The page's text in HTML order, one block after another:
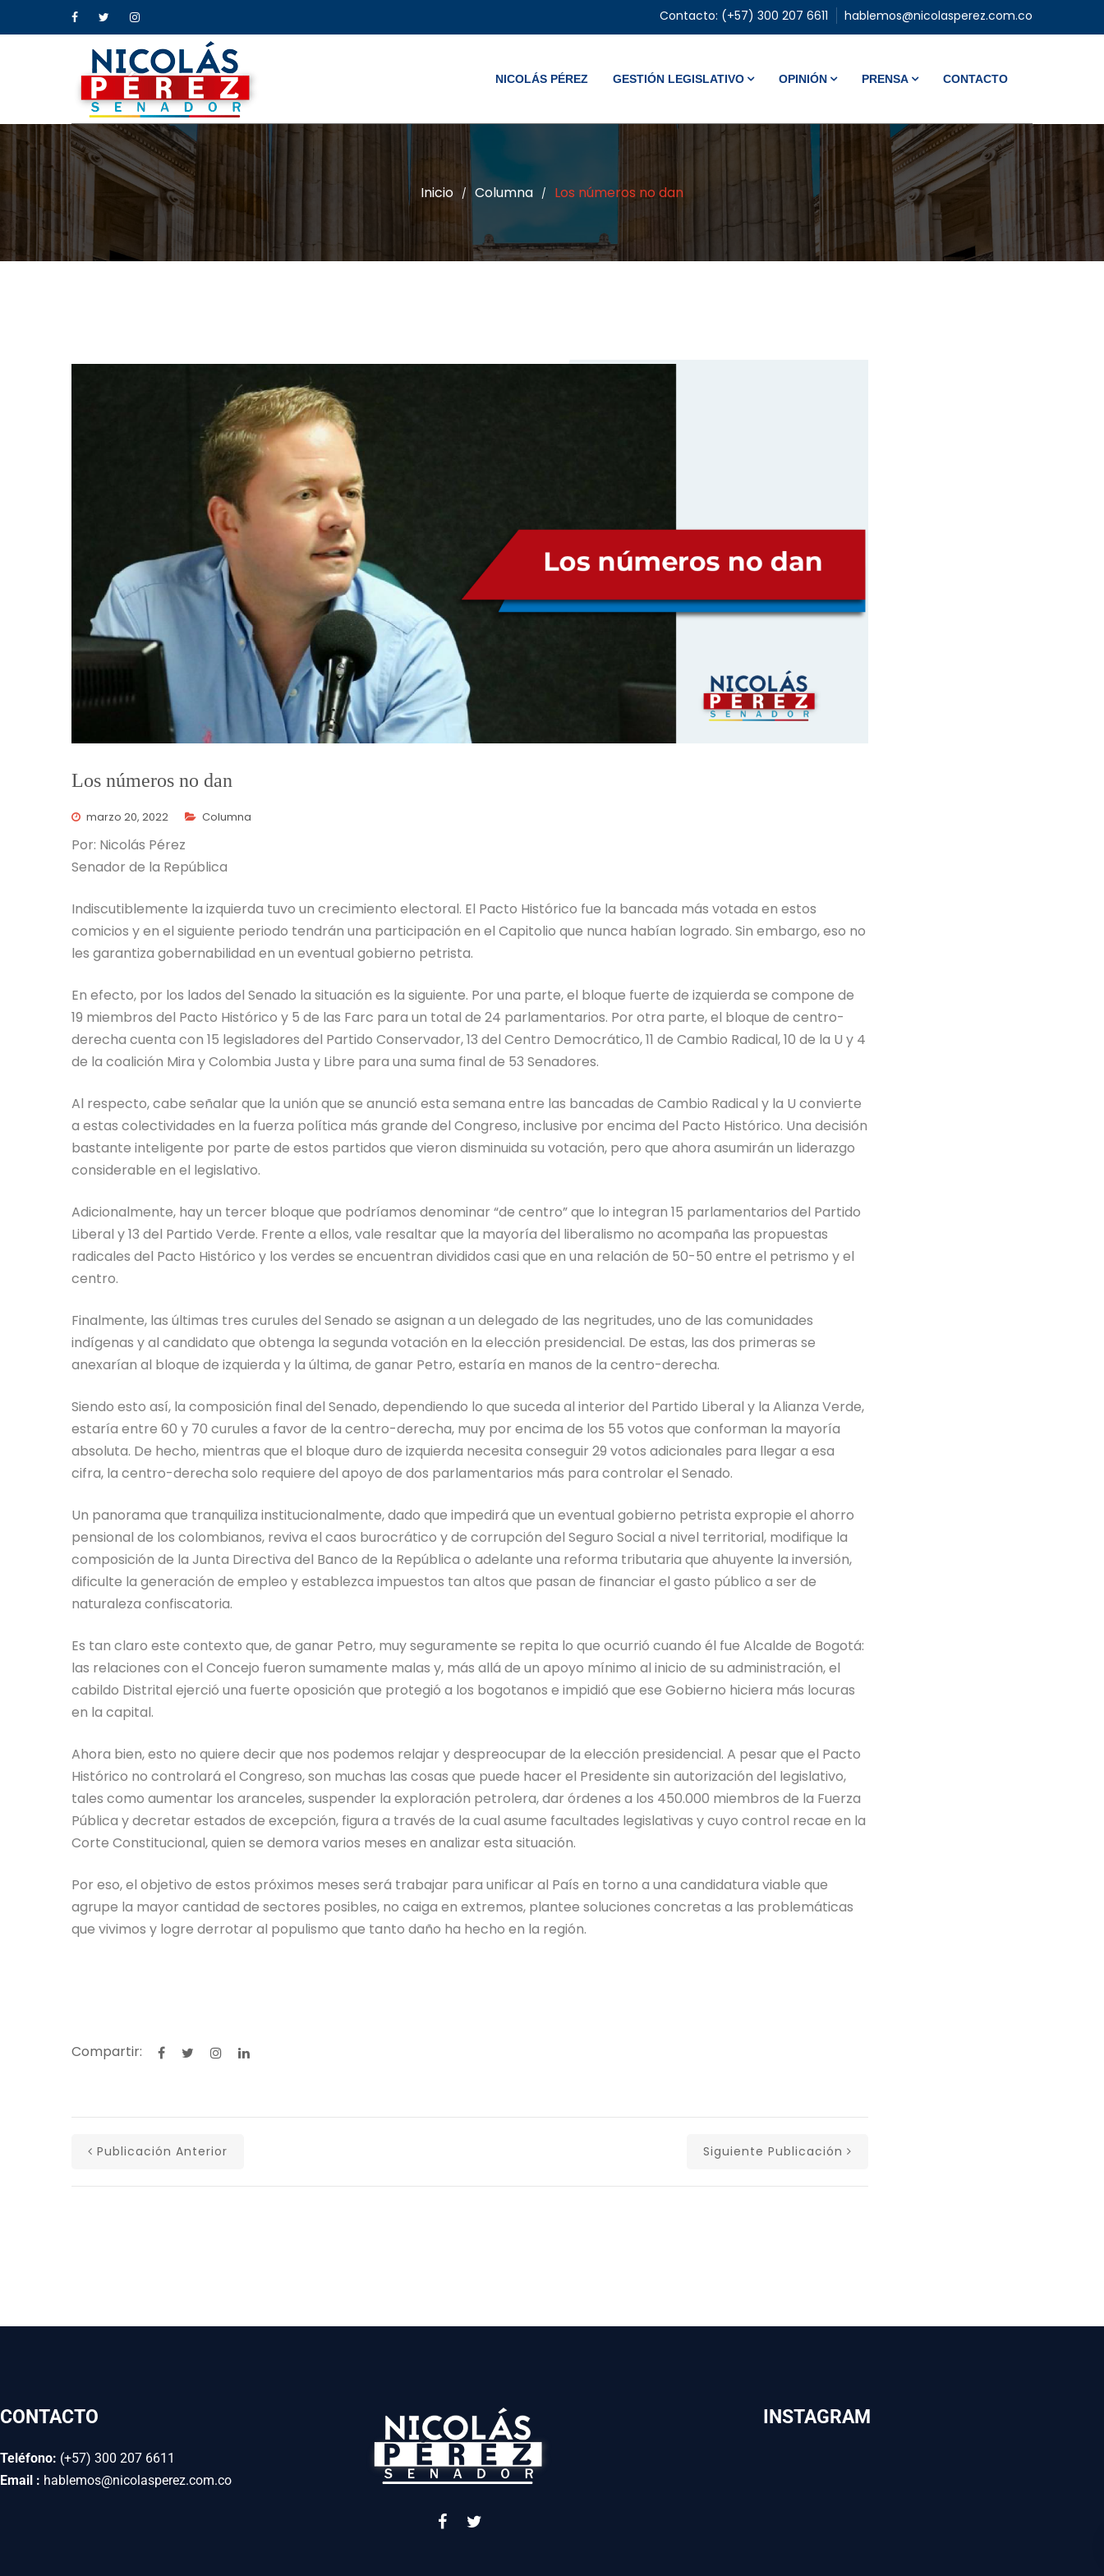
Contacto: (+57) 300 207 6611 hablemos@nicolasperez.com.co
NICOLÁS PÉREZ GESTIÓN LEGISLATIVO OPINIÓN PRENSA CONTACTO
Inicio / Columna / Los números no dan
Los números no dan
marzo 20, 2022 Columna
Por: Nicolás Pérez
Senador de la República
Indiscutiblemente la izquierda tuvo un crecimiento electoral. El Pacto Histórico fue la bancada más votada en estos
comicios y en el siguiente periodo tendrán una participación en el Capitolio que nunca habían logrado. Sin embargo, eso no
les garantiza gobernabilidad en un eventual gobierno petrista.
En efecto, por los lados del Senado la situación es la siguiente. Por una parte, el bloque fuerte de izquierda se compone de
19 miembros del Pacto Histórico y 5 de las Farc para un total de 24 parlamentarios. Por otra parte, el bloque de centro-
derecha cuenta con 15 legisladores del Partido Conservador, 13 del Centro Democrático, 11 de Cambio Radical, 10 de la U y 4
de la coalición Mira y Colombia Justa y Libre para una suma final de 53 Senadores.
Al respecto, cabe señalar que la unión que se anunció esta semana entre las bancadas de Cambio Radical y la U convierte
a estas colectividades en la fuerza política más grande del Congreso, inclusive por encima del Pacto Histórico. Una decisión
bastante inteligente por parte de estos partidos que vieron disminuida su votación, pero que ahora asumirán un liderazgo
considerable en el legislativo.
Adicionalmente, hay un tercer bloque que podríamos denominar “de centro” que lo integran 15 parlamentarios del Partido
Liberal y 13 del Partido Verde. Frente a ellos, vale resaltar que la mayoría del liberalismo no acompaña las propuestas
radicales del Pacto Histórico y los verdes se encuentran divididos casi que en una relación de 50-50 entre el petrismo y el
centro.
Finalmente, las últimas tres curules del Senado se asignan a un delegado de las negritudes, uno de las comunidades
indígenas y al candidato que obtenga la segunda votación en la elección presidencial. De estas, las dos primeras se
anexarían al bloque de izquierda y la última, de ganar Petro, estaría en manos de la centro-derecha.
Siendo esto así, la composición final del Senado, dependiendo lo que suceda al interior del Partido Liberal y la Alianza Verde,
estaría entre 60 y 70 curules a favor de la centro-derecha, muy por encima de los 55 votos que conforman la mayoría
absoluta. De hecho, mientras que el bloque duro de izquierda necesita conseguir 29 votos adicionales para llegar a esa
cifra, la centro-derecha solo requiere del apoyo de dos parlamentarios más para controlar el Senado.
Un panorama que tranquiliza institucionalmente, dado que impedirá que un eventual gobierno petrista expropie el ahorro
pensional de los colombianos, reviva el caos burocrático y de corrupción del Seguro Social a nivel territorial, modifique la
composición de la Junta Directiva del Banco de la República o adelante una reforma tributaria que ahuyente la inversión,
dificulte la generación de empleo y establezca impuestos tan altos que pasan de financiar el gasto público a ser de
naturaleza confiscatoria.
Es tan claro este contexto que, de ganar Petro, muy seguramente se repita lo que ocurrió cuando él fue Alcalde de Bogotá:
las relaciones con el Concejo fueron sumamente malas y, más allá de un apoyo mínimo al inicio de su administración, el
cabildo Distrital ejerció una fuerte oposición que protegió a los bogotanos e impidió que ese Gobierno hiciera más locuras
en la capital.
Ahora bien, esto no quiere decir que nos podemos relajar y despreocupar de la elección presidencial. A pesar que el Pacto
Histórico no controlará el Congreso, son muchas las cosas que puede hacer el Presidente sin autorización del legislativo,
tales como aumentar los aranceles, suspender la exploración petrolera, dar órdenes a los 450.000 miembros de la Fuerza
Pública y decretar estados de excepción, figura a través de la cual asume facultades legislativas y cuyo control recae en la
Corte Constitucional, quien se demora varios meses en analizar esta situación.
Por eso, el objetivo de estos próximos meses será trabajar para unificar al País en torno a una candidatura viable que
agrupe la mayor cantidad de sectores posibles, no caiga en extremos, plantee soluciones concretas a las problemáticas
que vivimos y logre derrotar al populismo que tanto daño ha hecho en la región.
Compartir:
Publicación Anterior Siguiente Publicación
CONTACTO
Teléfono: (+57) 300 207 6611
Email : hablemos@nicolasperez.com.co
INSTAGRAM